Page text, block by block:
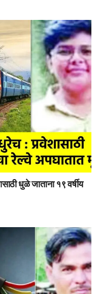
धुळे जाताना १९ वर्षीय